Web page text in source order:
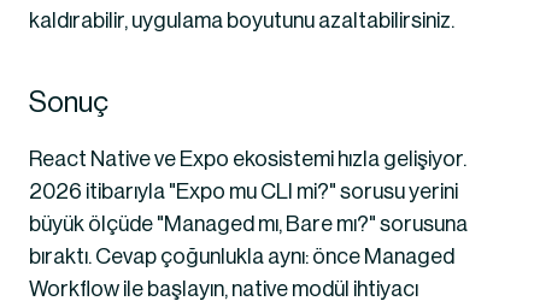
kaldırabilir, uygulama boyutunu azaltabilirsiniz.
Sonuç
React Native ve Expo ekosistemi hızla gelişiyor.
2026 itibarıyla "Expo mu CLI mi?" sorusu yerini
büyük ölçüde "Managed mı, Bare mı?" sorusuna
bıraktı. Cevap çoğunlukla aynı: önce Managed
Workflow ile başlayın, native modül ihtiyacı